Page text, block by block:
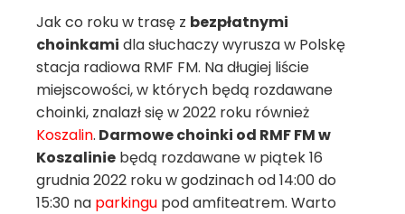
Jak co roku w trasę z bezpłatnymi
choinkami dla słuchaczy wyrusza w Polskę
stacja radiowa RMF FM. Na długiej liście
miejscowości, w których będą rozdawane
choinki, znalazł się w 2022 roku również
Koszalin. Darmowe choinki od RMF FM w
Koszalinie będą rozdawane w piątek 16
grudnia 2022 roku w godzinach od 14:00 do
15:30 na parkingu pod amfiteatrem. Warto